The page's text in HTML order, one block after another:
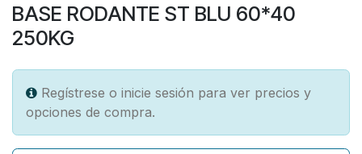
BASE RODANTE ST BLU 60*40
250KG
Regístrese o inicie sesión para ver precios y
opciones de compra.